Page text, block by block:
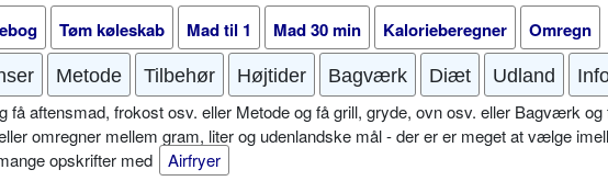
Tøm køleskab Mad til 1 Mad 30 min Kalorieberegner Omregn
Metode Tilbehør Højtider Bagværk Diæt Udland
få aftensmad, frokost osv. eller Metode og få grill, gryde, ovn osv. eller Bagværk og
omregner mellem gram, liter og udenlandske mål - der er er meget at vælge
opskrifter med
Airfryer